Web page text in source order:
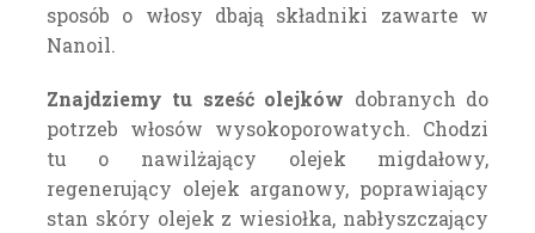
sposób o włosy dbają składniki zawarte w
Nanoil.
Znajdziemy tu sześć olejków dobranych do
potrzeb włosów wysokoporowatych. Chodzi
tu o nawilżający olejek migdałowy,
regenerujący olejek arganowy, poprawiający
stan skóry olejek z wiesiołka, nabłyszczający